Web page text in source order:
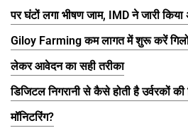
पर घंटों लगा भीषण जाम, IMD ने जारी किया
Giloy Farming कम लागत में शुरू करें
लेकर आवेदन का सही तरीका
डिजिटल निगरानी से कैसे होती है उर्वरकों
मॉनिटरिंग?